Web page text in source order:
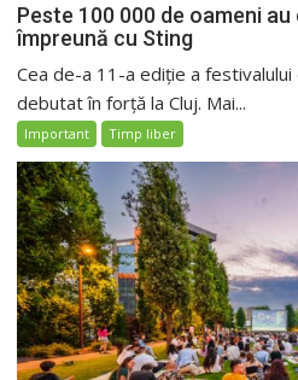
Peste 100 000 de oameni
împreună cu Sting
Cea de-a 11-a ediție a
debutat în forță la Cluj. Mai...
Important Timp liber